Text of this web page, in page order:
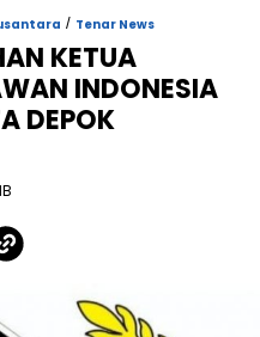
/ Tenar News
KETUA
INDONESIA
DEPOK